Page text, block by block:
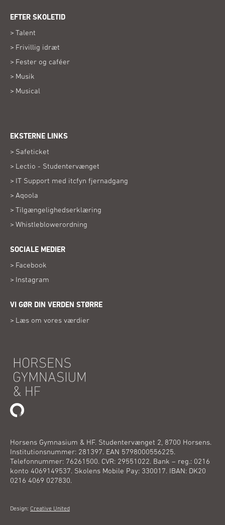
EFTER SKOLETID
Talent
Frivillig idræt
Fester og caféer
Musik
Musical
EKSTERNE LINKS
Safeticket
nyt
vindue)
Lectio - Studentervænget
nyt
IT Support med itcfyn fjernadgang
Aqoola
nyt
vindue)
Tilgængelighedserklæring
Whistleblowerordning
SOCIALE MEDIER
Facebook
nyt
Instagram
vindue)
VI GØR DIN VERDEN STØRRE
Læs om vores værdier
Horsens Gymnasium & HF. Studentervænget 2, 8700 Horsens.
Institutionsnummer: 281397. EAN 5798000556225.
Telefonnummer: 76261500. CVR: 29551022. Bank – reg.: 0216
konto 4069149537. Skolens Mobile Pay: 330017. IBAN: DK20
0216 4069 027830.
Design: Creative United(Åbner